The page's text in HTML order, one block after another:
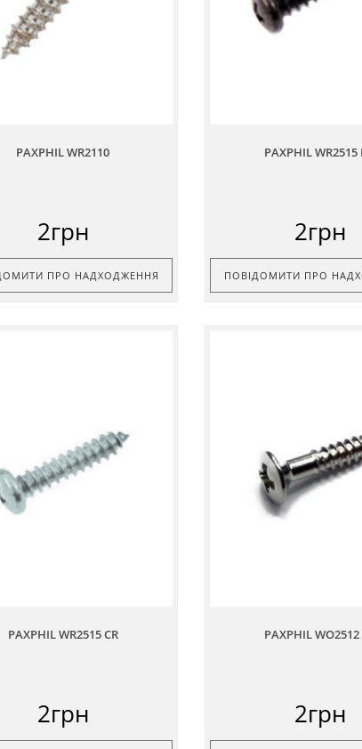
PAXPHIL WR2110
2грн
ПРО НАДХОДЖЕННЯ
PAXPHIL WR2515
2грн
ПОВІДОМИТИ ПРО
PAXPHIL WR2515 CR
2грн
PAXPHIL WO2512
2грн